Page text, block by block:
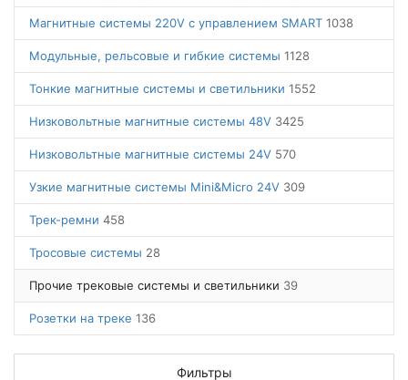
Магнитные системы 220V с управлением SMART 1038
Модульные, рельсовые и гибкие системы 1128
Тонкие магнитные системы и светильники 1552
Низковольтные магнитные системы 48V 3425
Низковольтные магнитные системы 24V 570
Узкие магнитные системы Mini&Micro 24V 309
Трек-ремни 458
Тросовые системы 28
Прочие трековые системы и светильники 39
Розетки на треке 136
Фильтры